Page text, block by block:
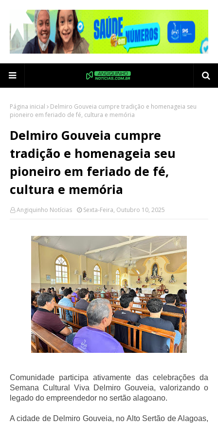
Página inicial
Delmiro Gouveia cumpre tradição e homenageia seu
pioneiro em feriado de fé, cultura e memória
Delmiro Gouveia cumpre
tradição e homenageia seu
pioneiro em feriado de fé,
cultura e memória
Angiquinho Notícias Sexta-Feira, Outubro 10, 2025
Comunidade participa ativamente das celebrações da
Semana Cultural Viva Delmiro Gouveia, valorizando o
legado do empreendedor no sertão alagoano.
A cidade de Delmiro Gouveia, no Alto Sertão de Alagoas,